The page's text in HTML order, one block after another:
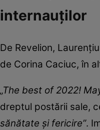
internauților
De Revelion,
de Corina Caciuc, în
„The best of 2022!
dreptul postării sale,
sănătate și fericire”.